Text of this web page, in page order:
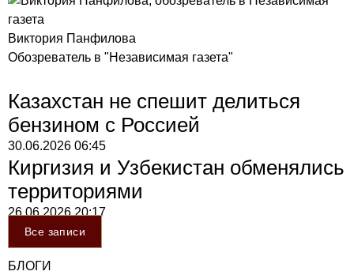
Виктория Панфилова
Обозреватель в "Независимая газета"
Казахстан не спешит делиться
бензином с Россией
30.06.2026 06:45
Киргизия и Узбекистан обменялись
территориями
26.06.202620:17
Все записи
БЛОГИ